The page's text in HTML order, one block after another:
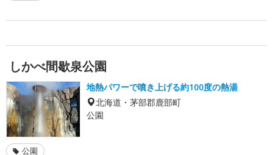
しかべ間歇泉公園
地熱パワーで噴き上げる約100度の熱湯
北海道・茅部郡鹿部町
公園
公園